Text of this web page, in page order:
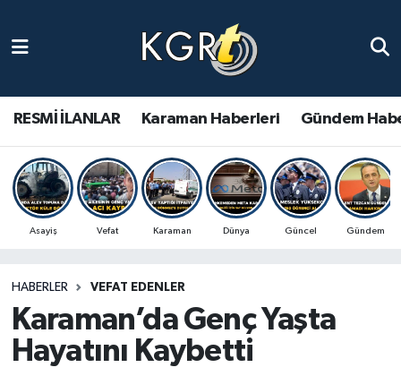
RESMİ İLANLAR Karaman Haberleri Gündem
Asayiş Vefat Karaman Dünya Güncel Gündem
HABERLER VEFAT EDENLER
Karaman’da Genç Yaşta
Hayatını Kaybetti
Gündem Haberleri
Güncel Haberler
Spor Haberleri
Ulusal Haberler
Vefat Edenler